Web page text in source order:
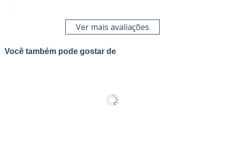
Ver mais avaliações
Você também pode gostar de